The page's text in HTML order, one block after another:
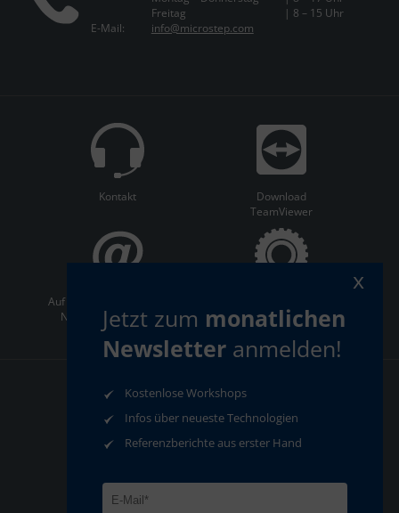
Freitag
| 8 – 15 Uhr
E-Mail:
info@microstep.com
Kontakt
Download
TeamViewer
Auf dem Laufenden bleiben:
Newsletter abonnieren
AGB
Datenschutz
Impressum
Compliance
Jetzt zum monatlichen
Newsletter anmelden!
Kostenlose Workshops
Infos über neueste Technologien
Referenzberichte aus erster Hand
x